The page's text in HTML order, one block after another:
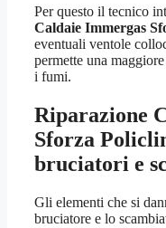
Per questo il tecnico
Caldaie Immergas
eventuali ventole
permette una
i fumi.
Riparazione
Sforza
bruciatori e
Gli elementi che si
bruciatore e lo